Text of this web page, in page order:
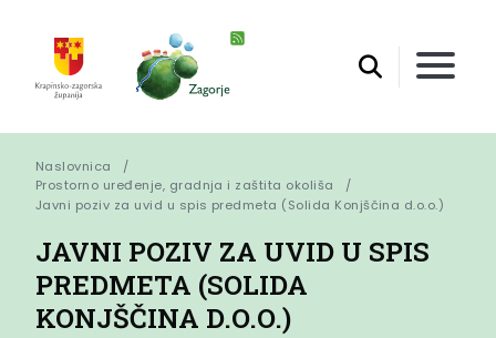
Naslovnica
Prostorno uređenje, gradnja i zaštita okoliša
Javni poziv za uvid u spis predmeta (Solida Konjščina d.o.o.)
JAVNI POZIV ZA UVID U SPIS
PREDMETA (SOLIDA
KONJŠČINA D.O.O.)